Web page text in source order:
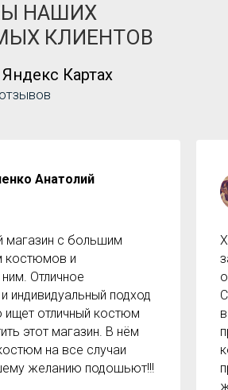
Яндекс Картах
НАШИХ
КЛИЕНТОВ
Анатолий
магазин с большим
костюмов и
Отличное
индивидуальный подход
ищет отличный костюм
этот магазин. В нём
на все случаи
желанию подошьют!!!